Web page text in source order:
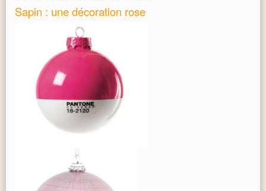
Sapin : une décoration rose